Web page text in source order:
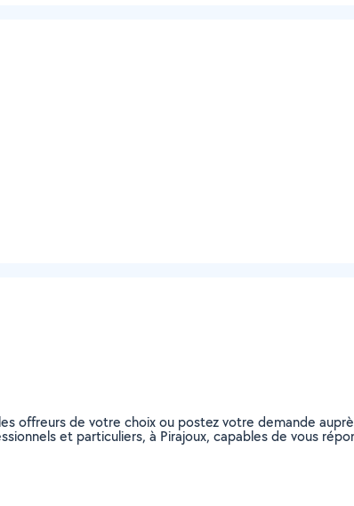
offreurs de votre choix ou postez votre demande
et particuliers, à Pirajoux, capables de vous